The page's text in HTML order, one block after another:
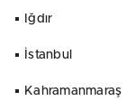
Iğdır
İstanbul
Kahramanmaraş